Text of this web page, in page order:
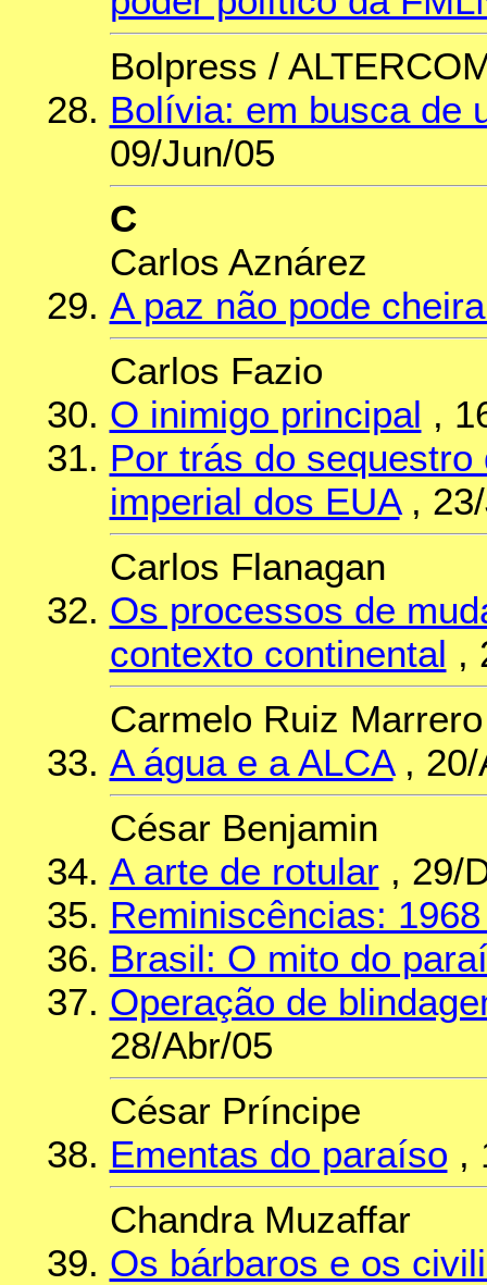
Bolpress /
Bolívia: em busca de
09/Jun/05
C
Carlos Aznárez
A paz não pode
Carlos Fazio
O inimigo principal ,
Por trás do
imperial dos EUA, 23/
Carlos Flanagan
Os processos de
contexto continental ,
Carmelo Ruiz Marrero
A água e a ALCA, 20/
César Benjamin
A arte de rotular , 29/
Reminiscências:
Brasil: O mito do
Operação de
28/Abr/05
César Príncipe
Ementas do paraíso ,
Chandra Muzaffar
Os bárbaros e os